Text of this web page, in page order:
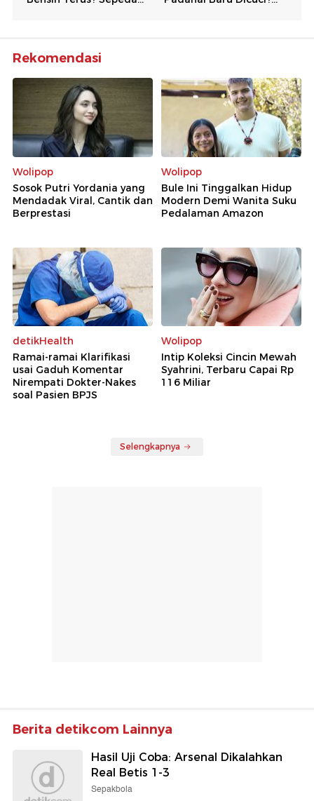
Rekomendasi
Wolipop
Sosok Putri Yordania yang
Mendadak Viral, Cantik dan
Berprestasi
Wolipop
Bule Ini Tinggalkan Hidup
Modern Demi Wanita Suku
Pedalaman Amazon
detikHealth
Ramai-ramai Klarifikasi
usai Gaduh Komentar
Nirempati Dokter-Nakes
soal Pasien BPJS
Wolipop
Intip Koleksi Cincin Mewah
Syahrini, Terbaru Capai Rp
116 Miliar
Selengkapnya
Berita detikcom Lainnya
Hasil Uji Coba: Arsenal Dikalahkan
Real Betis 1-3
Sepakbola